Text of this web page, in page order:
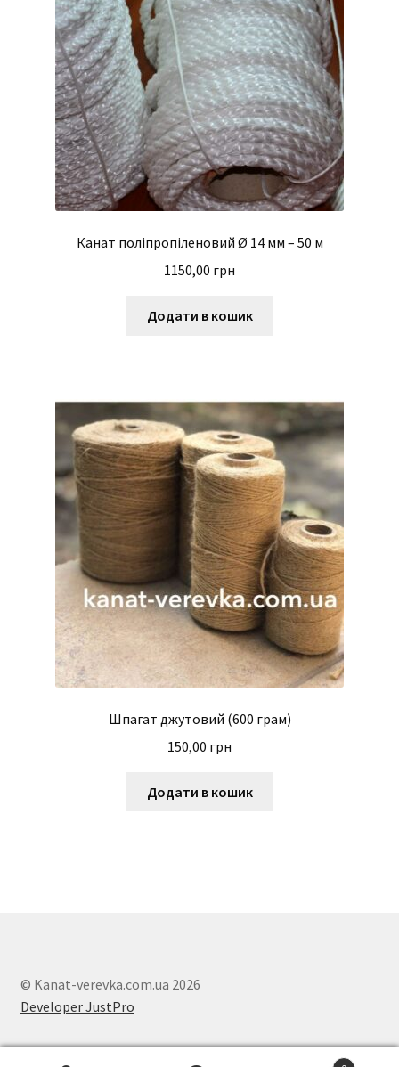
Канат поліпропіленовий Ø 14 мм – 50 м
1150,00 грн
Додати в кошик
Шпагат джутовий (600 грам)
150,00 грн
Додати в кошик
© Kanat-verevka.com.ua 2026
Developer JustPro